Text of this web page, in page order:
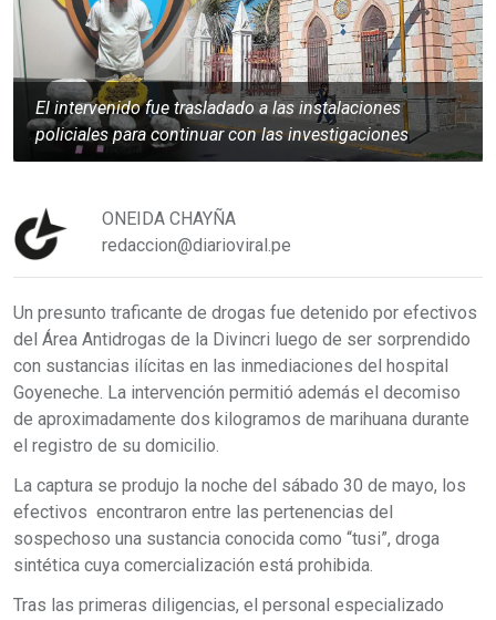
El intervenido fue trasladado a las instalaciones
policiales para continuar con las investigaciones
ONEIDA CHAYÑA
redaccion@diarioviral.pe
Un presunto traficante de drogas fue detenido por efectivos
del Área Antidrogas de la Divincri luego de ser sorprendido
con sustancias ilícitas en las inmediaciones del hospital
Goyeneche. La intervención permitió además el decomiso
de aproximadamente dos kilogramos de marihuana durante
el registro de su domicilio.
La captura se produjo la noche del sábado 30 de mayo, los
efectivos encontraron entre las pertenencias del
sospechoso una sustancia conocida como “tusi”, droga
sintética cuya comercialización está prohibida.
Tras las primeras diligencias, el personal especializado